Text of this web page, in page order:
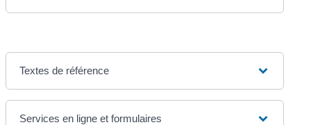
Textes de référence
Services en ligne et formulaires